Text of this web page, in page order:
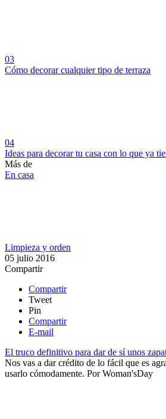
03
Cómo decorar cualquier tipo de terraza
04
Ideas para decorar tu casa con lo que ya
Más de
En casa
Limpieza y orden
05 julio 2016
Compartir
Compartir
Tweet
Pin
Compartir
E-mail
El truco definitivo para dar de sí unos
Nos vas a dar crédito de lo fácil que es
usarlo cómodamente. PorWoman'sDay